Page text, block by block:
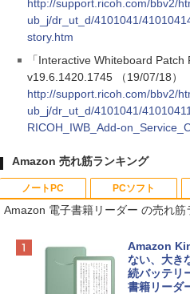
http://support.ricoh.com/bbv2/
ub_j/dr_ut_d/4101041/
story.htm
「Interactive Whiteboard Patch
v19.6.1420.1745 （19/07/18）
http://support.ricoh.com/bbv2/
ub_j/dr_ut_d/4101041/
RICOH_IWB_Add-
Amazon 売れ筋ランキング
ノートPC
Apple 2026
プ搭載13イ
e
inaディス
PCソフト
Robloxギ
定バーチャ
インゲーム
ラインコー
生成AIパス
￥1,766
Amazon 電子書籍リーダー の売れ筋
Amazon
ない、大き
続バッテリ
書籍リーダ